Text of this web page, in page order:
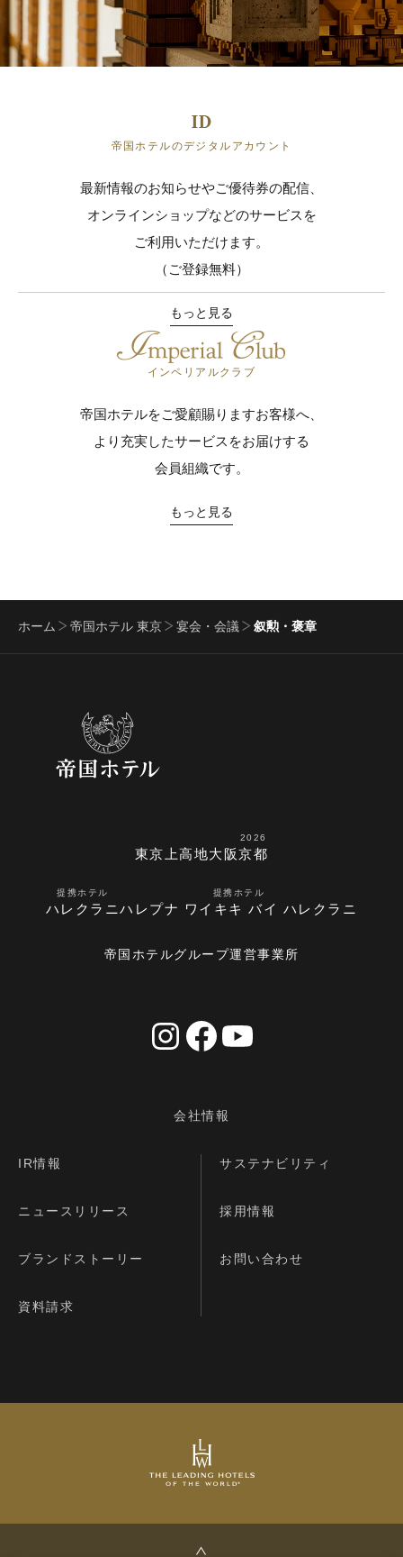
帝国ホテルのデジタルアカウント
最新情報のお知らせやご優待券の配信、
オンラインショップなどのサービスを
ご利用いただけます。
（ご登録無料）
もっと見る
インペリアルクラブ
帝国ホテルをご愛顧賜りますお客様へ、
より充実したサービスをお届けする
会員組織です。
もっと見る
ホーム 帝国ホテル 東京 宴会・会議 叙勲・褒章
東京 上高地大阪
2026
京都
提携ホテル
ハレクラニ
提携ホテル
ハレプナ ワイキキ バイ ハレクラニ
帝国ホテルグループ運営事業所
会社情報
IR情報 サステナビリティ
ニュースリリース 採用情報
ブランドストーリー お問い合わせ
資料請求